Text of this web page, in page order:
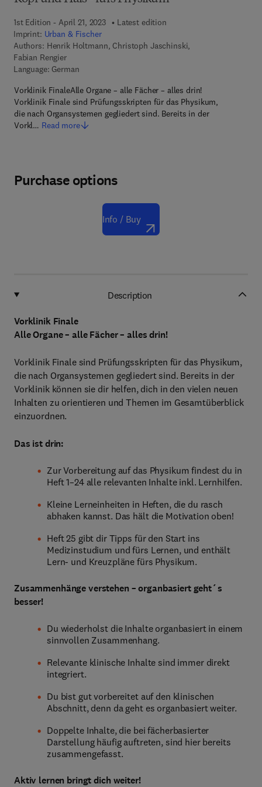
1st Edition - April 21, 2023
Latest edition
Imprint: Urban & Fischer
Authors: Henrik Holtmann, Christoph Jaschinski,
Fabian Rengier
Language: German
Vorklinik FinaleAlle Organe – alle Fächer – alles drin!
Vorklinik Finale sind Prüfungsskripten für das Physikum,
die nach Organsystemen gegliedert sind. Bereits in der
Vorkl… Read more
Purchase options
Info / Buy
Description
Vorklinik Finale
Alle Organe – alle Fächer – alles drin!
Vorklinik Finale sind Prüfungsskripten für das Physikum,
die nach Organsystemen gegliedert sind. Bereits in der
Vorklinik können sie dir helfen, dich in den vielen neuen
Inhalten zu orientieren und Themen im Gesamtüberblick
einzuordnen.
Das ist drin:
Zur Vorbereitung auf das Physikum findest du in
Heft 1–24 alle relevanten Inhalte inkl. Lernhilfen.
Kleine Lerneinheiten in Heften, die du rasch
abhaken kannst. Das hält die Motivation oben!
Heft 25 gibt dir Tipps für den Start ins
Medizinstudium und fürs Lernen, und enthält
Lern- und Kreuzpläne fürs Physikum.
Zusammenhänge verstehen – organbasiert geht´s
besser!
Du wiederholst die Inhalte organbasiert in einem
sinnvollen Zusammenhang.
Relevante klinische Inhalte sind immer direkt
integriert.
Du bist gut vorbereitet auf den klinischen
Abschnitt, denn da geht es organbasiert weiter.
Doppelte Inhalte, die bei fächerbasierter
Darstellung häufig auftreten, sind hier bereits
zusammengefasst.
Aktiv lernen bringt dich weiter!